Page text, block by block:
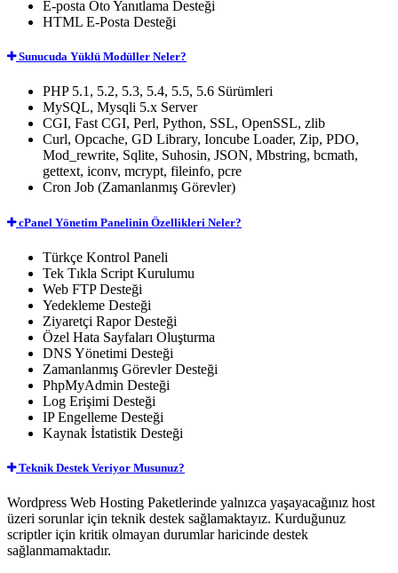
E-posta Oto Yanıtlama Desteği
HTML E-Posta Desteği
Sunucuda Yüklü Modüller Neler?
PHP 5.1, 5.2, 5.3, 5.4, 5.5, 5.6 Sürümleri
MySQL, Mysqli 5.x Server
CGI, Fast CGI, Perl, Python, SSL, OpenSSL, zlib
Curl, Opcache, GD Library, Ioncube Loader, Zip, PDO,
Mod_rewrite, Sqlite, Suhosin, JSON, Mbstring, bcmath,
gettext, iconv, mcrypt, fileinfo, pcre
Cron Job (Zamanlanmış Görevler)
cPanel Yönetim Panelinin Özellikleri Neler?
Türkçe Kontrol Paneli
Tek Tıkla Script Kurulumu
Web FTPDesteği
Yedekleme Desteği
Ziyaretçi RaporDesteği
Özel Hata Sayfaları Oluşturma
DNS Yönetimi Desteği
Zamanlanmış GörevlerDesteği
PhpMyAdmin Desteği
Log Erişimi Desteği
IP Engelleme Desteği
Kaynak İstatistik Desteği
Teknik Destek Veriyor Musunuz?
Wordpress Web Hosting Paketlerinde yalnızca yaşayacağınız host
üzeri sorunlar için teknik destek sağlamaktayız. Kurduğunuz
scriptler için kritik olmayan durumlar haricinde destek
sağlanmamaktadır.